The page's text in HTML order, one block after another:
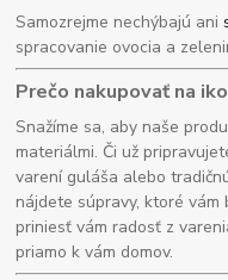
Samozrejme nechýbajú ani
spracovanie ovocia a
Prečo nakupovať na
Snažíme sa, aby naše
materiálmi. Či už
varení guláša alebo
nájdete súpravy, ktoré vám
priniesť vám radosť z
priamo k vám domov.